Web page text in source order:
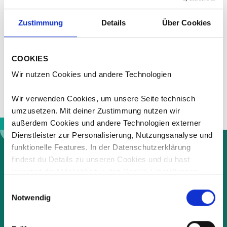
Zustimmung Details Über Cookies
COOKIES
Wir nutzen Cookies und andere Technologien
Wir verwenden Cookies, um unsere Seite technisch
umzusetzen. Mit deiner Zustimmung nutzen wir
außerdem Cookies und andere Technologien externer
Dienstleister zur Personalisierung, Nutzungsanalyse und
funktionelle Features. In der Datenschutzerklärung
findest du Details zu unseren Cookies und du hast
Wirkung für die Zukunft zu widerrufen. Diese Einwilligung
schließt gegebenenfalls auch die Datenübermittlung an
unsere Dienstleister in Drittländer (z.B. USA) ein mit dem
Notwendig
#Healthylifeandliving
Nachhaltig
Wir stehen für eine langfristige und nachhaltige